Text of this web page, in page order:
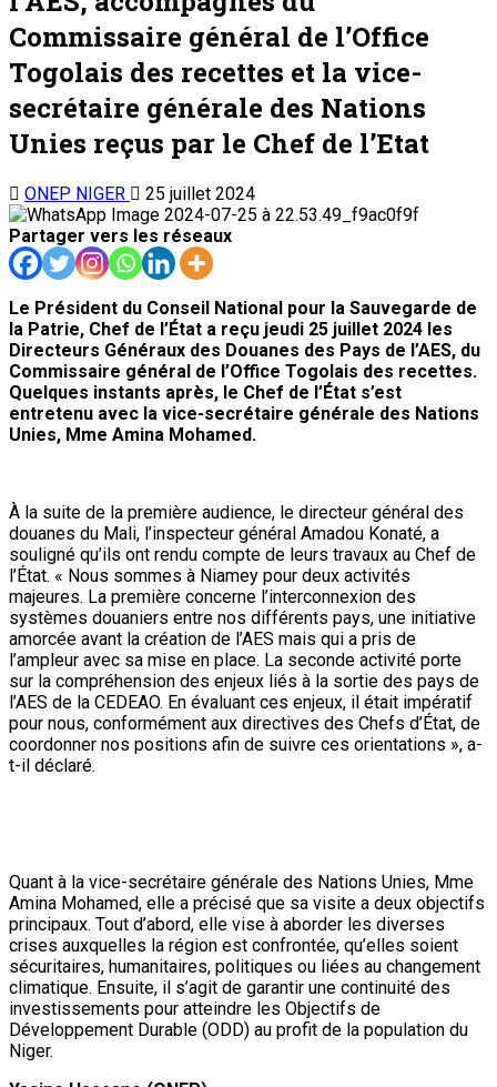
Commissaire général de l’Office
Togolais des recettes et la vice-
secrétaire générale des Nations
Unies reçus par le Chef de l’Etat
ONEP NIGER
25 juillet 2024
Partager vers les réseaux
Le Président du Conseil National pour la Sauvegarde de
la Patrie, Chef de l’État a reçu jeudi 25 juillet 2024 les
Directeurs Généraux des Douanes des Pays de l’AES, du
Commissaire général de l’Office Togolais des recettes.
Quelques instants après, le Chef de l’État s’est
entretenu avec la vice-secrétaire générale des Nations
Unies, Mme Amina Mohamed.
À la suite de la première audience, le directeur général des
douanes du Mali, l’inspecteur général Amadou Konaté, a
souligné qu’ils ont rendu compte de leurs travaux au Chef de
l’État. « Nous sommes à Niamey pour deux activités
majeures. La première concerne l’interconnexion des
systèmes douaniers entre nos différents pays, une initiative
amorcée avant la création de l’AES mais qui a pris de
l’ampleur avec sa mise en place. La seconde activité porte
sur la compréhension des enjeux liés à la sortie des pays de
l’AES de la CEDEAO. En évaluant ces enjeux, il était impératif
pour nous, conformément aux directives des Chefs d’État, de
coordonner nos positions afin de suivre ces orientations », a-
t-il déclaré.
Quant à la vice-secrétaire générale des Nations Unies, Mme
Amina Mohamed, elle a précisé que sa visite a deux objectifs
principaux. Tout d’abord, elle vise à aborder les diverses
crises auxquelles la région est confrontée, qu’elles soient
sécuritaires, humanitaires, politiques ou liées au changement
climatique. Ensuite, il s’agit de garantir une continuité des
investissements pour atteindre les Objectifs de
Développement Durable (ODD) au profit de la population du
Niger.